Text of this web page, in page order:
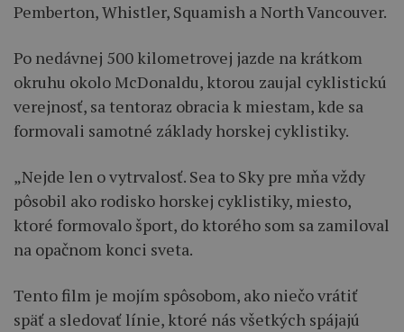
Pemberton, Whistler, Squamish a North Vancouver.
Po nedávnej 500 kilometrovej jazde na krátkom
okruhu okolo McDonaldu, ktorou zaujal cyklistickú
verejnosť, sa tentoraz obracia k miestam, kde sa
formovali samotné základy horskej cyklistiky.
„Nejde len o vytrvalosť. Sea to Sky pre mňa vždy
pôsobil ako rodisko horskej cyklistiky, miesto,
ktoré formovalo šport, do ktorého som sa zamiloval
na opačnom konci sveta.
Tento film je mojím spôsobom, ako niečo vrátiť
späť a sledovať línie, ktoré nás všetkých spájajú